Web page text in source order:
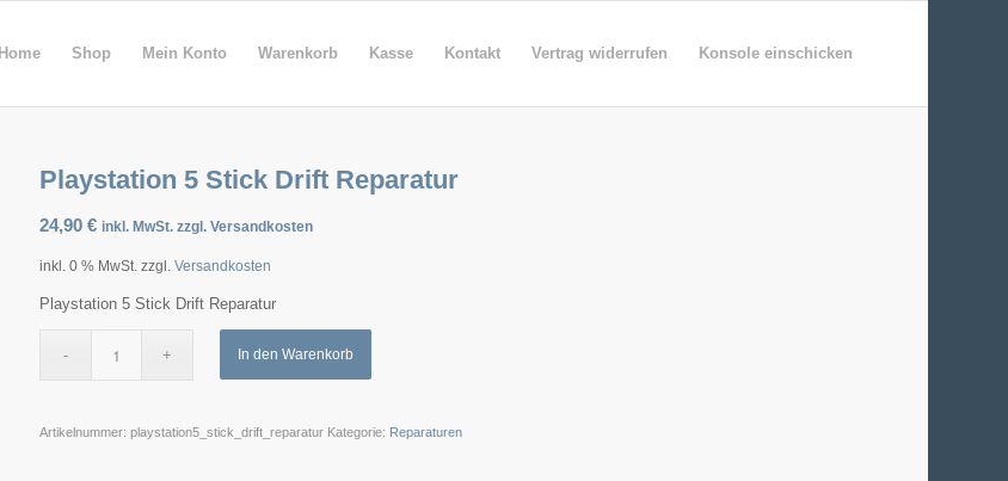
Home Shop Mein Konto Warenkorb Kasse Kontakt Vertrag widerrufen Konsole einschicken
Playstation 5 Stick Drift Reparatur
24,90€ inkl. MwSt. zzgl. Versandkosten
inkl. 0 % MwSt. zzgl.Versandkosten
Playstation 5 Stick Drift Reparatur
In den Warenkorb
Artikelnummer:playstation5_stick_drift_reparatur Kategorie: Reparaturen